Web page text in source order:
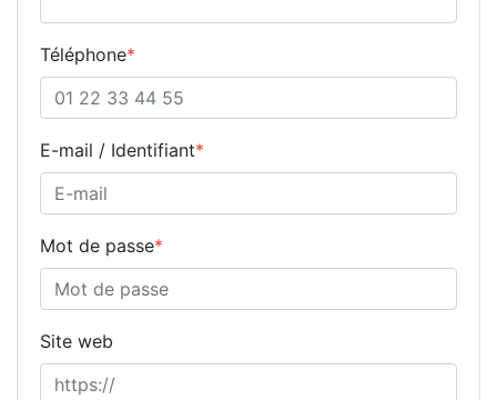
Téléphone*
E-mail / Identifiant*
Mot de passe*
Site web